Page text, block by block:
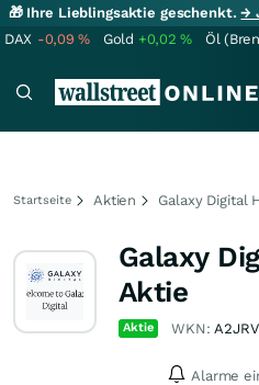
🎁 Ihre Lieblingsaktie geschenkt.→
DAX -0,09% Gold +0,02% Öl
Startseite Aktien Galaxy Digital
Galaxy
Aktie
Aktie WKN:
Alarme